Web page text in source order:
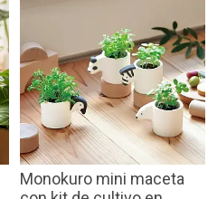
Monokuro mini maceta